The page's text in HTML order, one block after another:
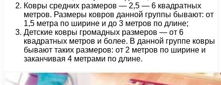
Ковры средних размеров — 2,5 — 6 квадратных
метров. Размеры ковров данной группы бывают: от
1,5 метра по ширине и до 3 метров по длине;
Детские ковры громадных размеров — от 6
квадратных метров и более. В данной группе ковры
бывают таких размеров: от 2 метров по ширине и
заканчивая 4 метрами по длине.